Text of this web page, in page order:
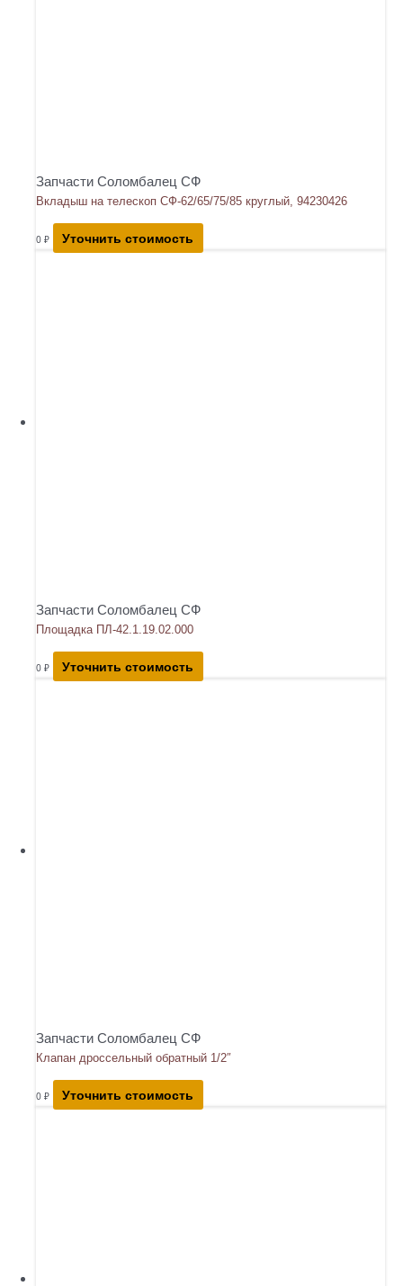
Запчасти Соломбалец СФ
Вкладыш на телескоп СФ-62/65/75/85 круглый, 94230426
0 ₽ Уточнить стоимость
Запчасти Соломбалец СФ
Площадка ПЛ-42.1.19.02.000
0 ₽ Уточнить стоимость
Запчасти Соломбалец СФ
Клапан дроссельный обратный 1/2″
0 ₽ Уточнить стоимость